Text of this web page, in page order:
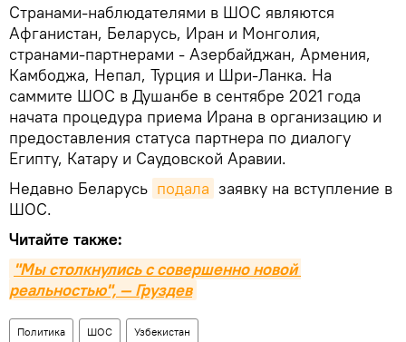
Странами-наблюдателями в ШОС являются
Афганистан, Беларусь, Иран и Монголия,
странами-партнерами - Азербайджан, Армения,
Камбоджа, Непал, Турция и Шри-Ланка. На
саммите ШОС в Душанбе в сентябре 2021 года
начата процедура приема Ирана в организацию и
предоставления статуса партнера по диалогу
Египту, Катару и Саудовской Аравии.
Недавно Беларусь подала заявку на вступление в
ШОС.
Читайте также:
"Мы столкнулись с совершенно новой
реальностью", — Груздев
Политика ШОС Узбекистан